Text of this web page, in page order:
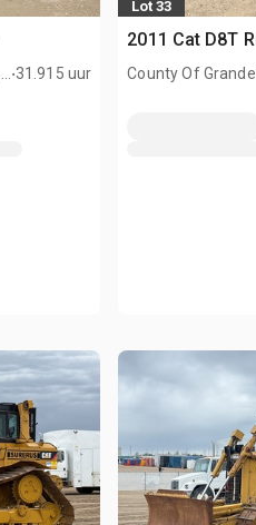
.31.915 uur
Lot 33
2011 Cat D8T
County Of